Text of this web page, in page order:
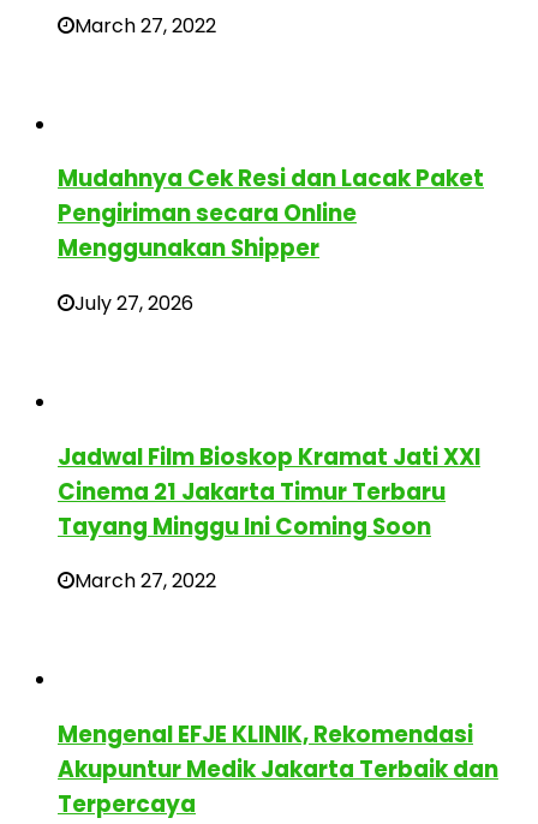
March 27, 2022
Mudahnya Cek Resi dan Lacak Paket
Pengiriman secara Online
Menggunakan Shipper
July 27, 2026
Jadwal Film Bioskop Kramat Jati XXI
Cinema 21 Jakarta Timur Terbaru
Tayang Minggu Ini Coming Soon
March 27, 2022
Mengenal EFJE KLINIK, Rekomendasi
Akupuntur Medik Jakarta Terbaik dan
Terpercaya